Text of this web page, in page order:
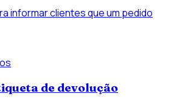
informar clientes que um pedido
de devolução